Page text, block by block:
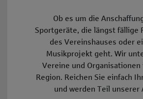
Ob es um die
Sportgeräte, die längst fällige
des Vereinshauses oder
Musikprojekt geht. Wir
Vereine und Organisationen
Region. Reichen Sie einfach
und werden Teil unserer